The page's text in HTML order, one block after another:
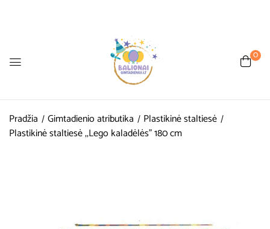
0
Pradžia Gimtadienio atributika
Plastikinė staltiesė
Plastikinė staltiesė ,,Lego kaladėlės” 180 cm